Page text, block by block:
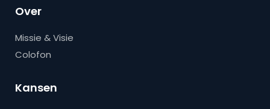
Over
Missie & Visie
Colofon
Kansen